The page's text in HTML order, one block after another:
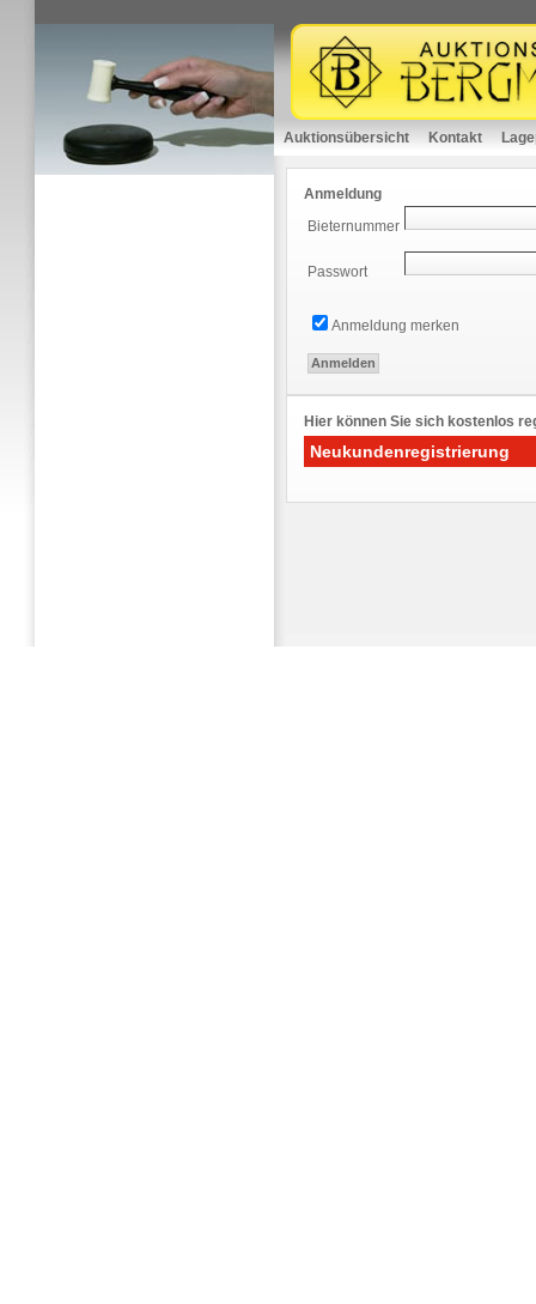
Auktionsübersicht Kontakt
Anmeldung
Bieternummer
Passwort
Anmeldung merken
Hier können Sie sich kostenlos
Neukundenregistrierung